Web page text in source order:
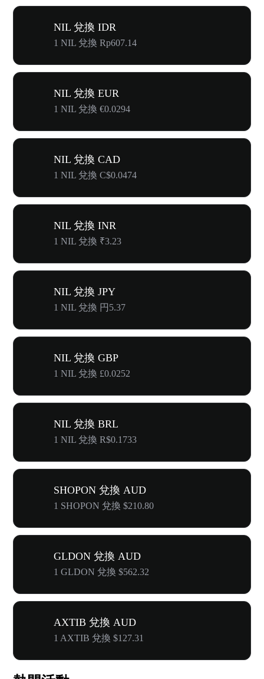
NIL 兌換 IDR
1 NIL 兌換 Rp607.14
NIL 兌換 EUR
1 NIL 兌換 €0.0294
NIL 兌換 CAD
1 NIL 兌換 C$0.0474
NIL 兌換 INR
1 NIL 兌換 ₹3.23
NIL 兌換 JPY
1 NIL 兌換 円5.37
NIL 兌換 GBP
1 NIL 兌換 £0.0252
NIL 兌換 BRL
1 NIL 兌換 R$0.1733
SHOPON 兌換 AUD
1 SHOPON 兌換 $210.80
GLDON 兌換 AUD
1 GLDON 兌換 $562.32
AXTIB 兌換 AUD
1 AXTIB 兌換 $127.31